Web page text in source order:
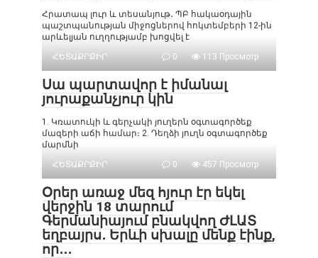
Հրատապ լուր և տեսանյութ․ ՊԲ հակաօդային
պաշտպանության միջոցներով հոկտեմբերի 12-ին
արևելյան ուղղությամբ խոցվել է
ՀԵՏԱՔՐՔԻՐ
0 113 Просмотр
Սա պարտավոր է իմանալ
յուրաքանչյուր կին
1. Կռատուկի և գերչակի յուղերն օգտագործեք
մազերի աճի համար։ 2. Դեղձի յուղն օգտագործեք
մարմնի
ՀԵՏԱՔՐՔԻՐ
0 457 Просмотр
Օրեր առաջ մեզ հյուր էր եկել
վերջին 18 տարում
Գերմանիայում բնակվող ԺԼԱՏ
եղբայրս․ Երևի սխալը մենք էինք,
որ․․․